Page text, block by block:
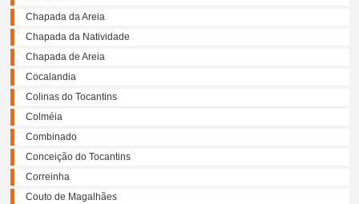
Chapada da Areia
Chapada da Natividade
Chapada de Areia
Cocalandia
Colinas do Tocantins
Colméia
Combinado
Conceição do Tocantins
Correinha
Couto de Magalhães